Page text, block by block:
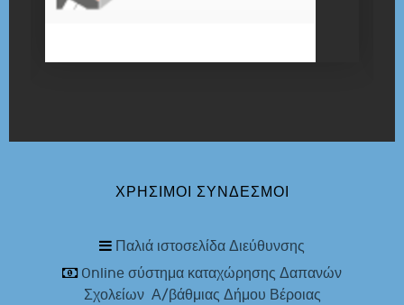
ΧΡΉΣΙΜΟΙ ΣΎΝΔΕΣΜΟΙ
Παλιά ιστοσελίδα Διεύθυνσης
Online σύστημα καταχώρησης Δαπανών
Σχολείων Α/βάθμιας Δήμου Βέροιας